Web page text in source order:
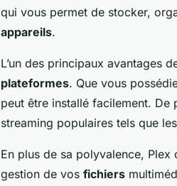
qui vous permet de stocker,
appareils.
L’un des principaux avantages
plateformes. Que vous
peut être installé facilement. De
streaming populaires tels que
En plus de sa polyvalence,
gestion de vos fichiers